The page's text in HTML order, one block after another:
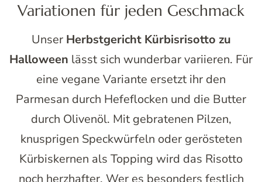
Variationen für jeden Geschmack
Unser Herbstgericht Kürbisrisotto zu
Halloween lässt sich wunderbar variieren. Für
eine vegane Variante ersetzt ihr den
Parmesan durch Hefeflocken und die Butter
durch Olivenöl. Mit gebratenen Pilzen,
knusprigen Speckwürfeln oder gerösteten
Kürbiskernen als Topping wird das Risotto
noch herzhafter. Wer es besonders festlich